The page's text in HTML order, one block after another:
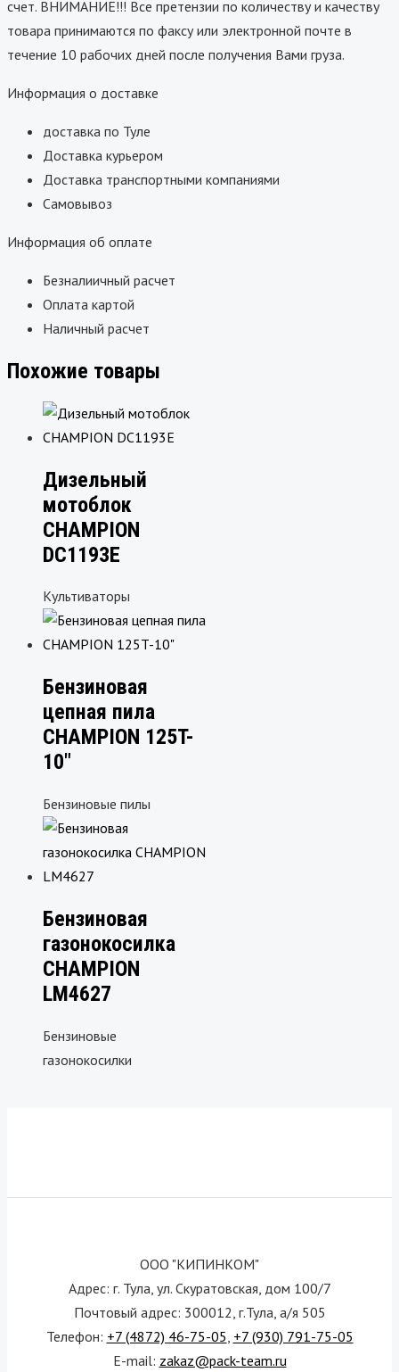
счет. ВНИМАНИЕ!!! Все претензии по количеству и качеству
товара принимаются по факсу или электронной почте в
течение 10 рабочих дней после получения Вами груза.
Информация о доставке
доставка по Туле
Доставка курьером
Доставка транспортными компаниями
Самовывоз
Информация об оплате
Безналиичный расчет
Оплата картой
Наличный расчет
Похожие товары
Дизельный
мотоблок
CHAMPION
DC1193E
Культиваторы
Бензиновая
цепная пила
CHAMPION 125T-
10″
Бензиновые пилы
Бензиновая
газонокосилка
CHAMPION
LM4627
Бензиновые
газонокосилки
ООО "КИПИНКОМ"
Адрес: г. Тула, ул. Скуратовская, дом 100/7
Почтовый адрес: 300012, г.Тула, а/я 505
Телефон: +7 (4872) 46-75-05, +7 (930) 791-75-05
E-mail: zakaz@pack-team.ru